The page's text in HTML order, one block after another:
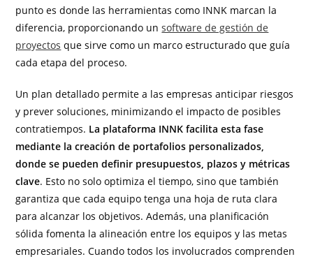
punto es donde las herramientas como INNK marcan la
diferencia, proporcionando unsoftware de gestión de
proyectos que sirve como un marco estructurado que guía
cada etapa del proceso.
Un plan detallado permite a las empresas anticipar riesgos
y prever soluciones, minimizando el impacto de posibles
contratiempos. La plataforma INNK facilita esta fase
mediante la creación de portafolios personalizados,
donde se pueden definir presupuestos, plazos y métricas
clave. Esto no solo optimiza el tiempo, sino que también
garantiza que cada equipo tenga una hoja de ruta clara
para alcanzar los objetivos. Además, una planificación
sólida fomenta la alineación entre los equipos y las metas
empresariales. Cuando todos los involucrados comprenden